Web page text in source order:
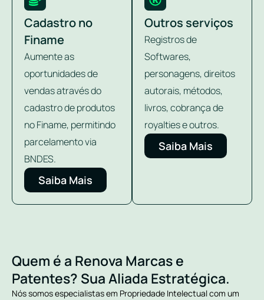
Cadastro no
Finame
Aumente as
oportunidades de
vendas através do
cadastro de produtos
no Finame, permitindo
parcelamento via
BNDES.
Saiba Mais
Outros serviços
Registros de
Softwares,
personagens, direitos
autorais, métodos,
livros, cobrança de
royalties e outros.
Saiba Mais
Quem é a Renova Marcas e
Patentes? Sua Aliada Estratégica.
Nós somos especialistas em Propriedade Intelectual com um